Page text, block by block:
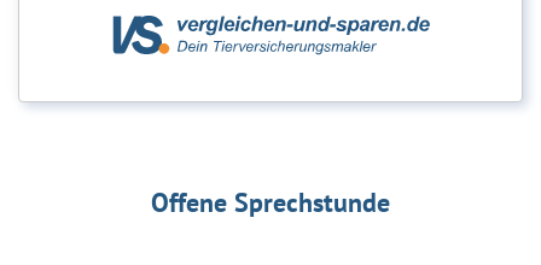
Offene Sprechstunde